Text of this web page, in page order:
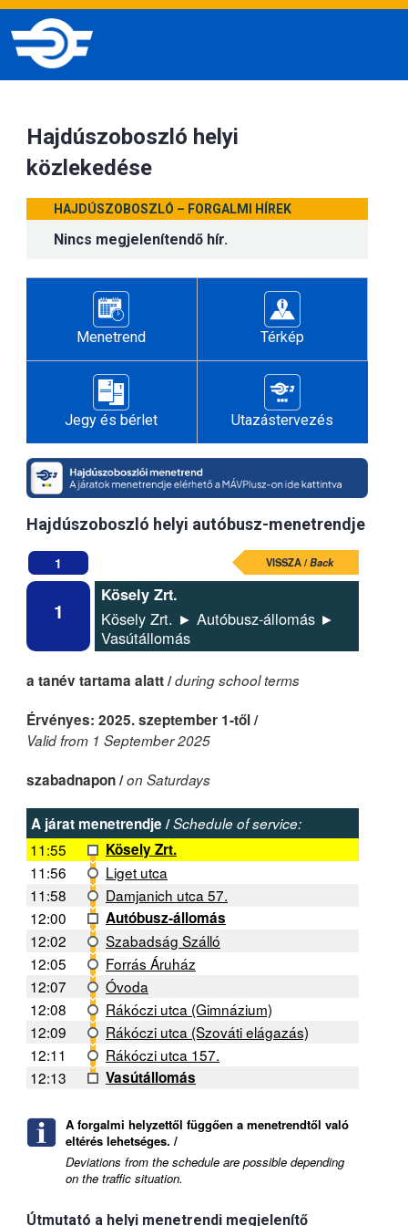
Hajdúszoboszló helyi
közlekedése
HAJDÚSZOBOSZLÓ – FORGALMI HÍREK
Nincs megjelenítendő hír.
Menetrend Térkép
Jegy és bérlet Utazástervezés
Hajdúszoboszló helyi autóbusz-menetrendje
1 VISSZA /Back
1
Kösely Zrt.
Kösely Zrt. ► Autóbusz-állomás ►
Vasútállomás
a tanév tartama alatt /during school terms
Érvényes: 2025. szeptember 1-től /
Valid from 1 September 2025
szabadnapon /on Saturdays
A járat menetrendje /Schedule of service:
11:55
Kösely Zrt.
11:56
Liget utca
11:58
Damjanich utca 57.
12:00
Autóbusz-állomás
12:02
Szabadság Szálló
12:05
Forrás Áruház
12:07
Óvoda
12:08
Rákóczi utca (Gimnázium)
12:09
Rákóczi utca (Szováti elágazás)
12:11
Rákóczi utca 157.
12:13
Vasútállomás
A forgalmi helyzettől függően a menetrendtől való
eltérés lehetséges. /
Deviations from the schedule are possible depending
on the traffic situation.
Útmutató a helyi menetrendi megjelenítő